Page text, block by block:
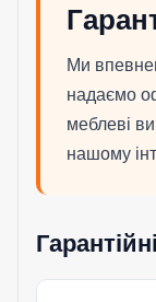
Ми
надаємо
меблеві
нашому